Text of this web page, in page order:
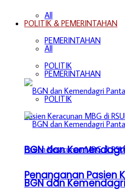
All
PEMERINTAHAN
POLITIK
BGN dan
Penanganan Pasien
POLITIK & PEMERINTAHAN
All
PEMERINTAHAN
POLITIK
BGN dan